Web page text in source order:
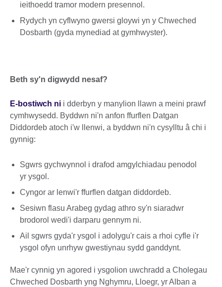
ieithoedd tramor modern presennol.
Rydych yn cyflwyno gwersi gloywi yn y Chweched
Dosbarth (gyda mynediad at gymhwyster).
Beth sy'n digwydd nesaf?
E-bostiwch ni i dderbyn y manylion llawn a meini prawf
cymhwysedd. Byddwn ni'n anfon ffurflen Datgan
Diddordeb atoch i'w llenwi, a byddwn ni'n cysylltu â chi i
gynnig:
Sgwrs gychwynnol i drafod amgylchiadau penodol
yr ysgol.
Cyngor ar lenwi'r ffurflen datgan diddordeb.
Sesiwn flasu Arabeg gydag athro sy'n siaradwr
brodorol wedi'i darparu gennym ni.
Ail sgwrs gyda'r ysgol i adolygu'r cais a rhoi cyfle i'r
ysgol ofyn unrhyw gwestiynau sydd ganddynt.
Mae'r cynnig yn agored i ysgolion uwchradd a Cholegau
Chweched Dosbarth yng Nghymru, Lloegr, yr Alban a